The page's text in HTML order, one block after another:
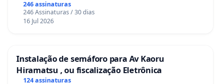
246 assinaturas
246 Assinaturas / 30 dias
16 Jul 2026
Instalação de semáforo para Av Kaoru
Hiramatsu , ou fiscalização Eletrônica
124 assinaturas